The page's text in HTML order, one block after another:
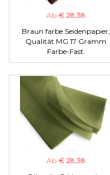
Ab € 28,38
Braun farbe Seidenpapier,
Qualität MG 17 Gramm
Farbe-Fast.
Ab € 28,38